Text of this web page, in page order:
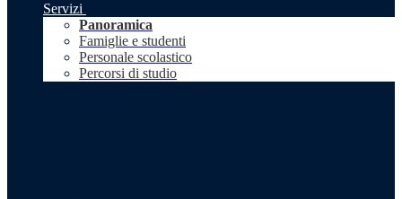
Servizi
Panoramica
Famiglie e studenti
Personale scolastico
Percorsi di studio